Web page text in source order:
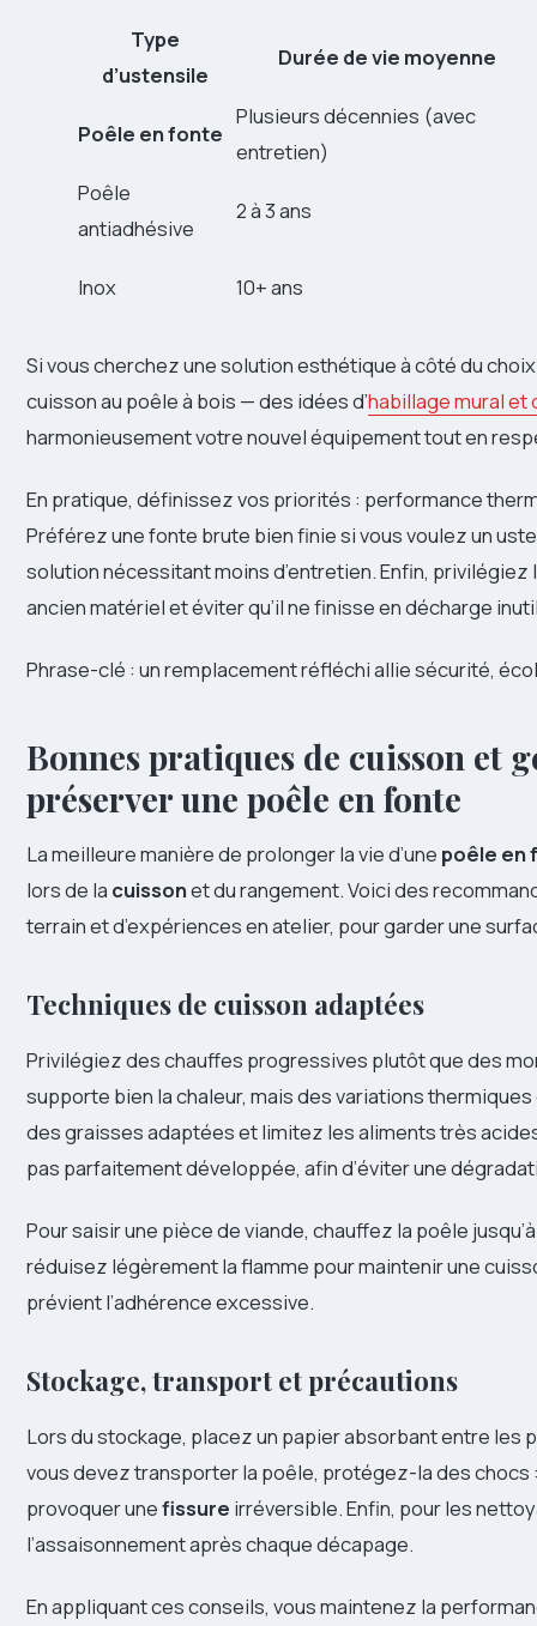
Type
d’ustensile
Durée de vie moyenne
Poêle en fonte
Plusieurs décennies (avec
entretien)
Poêle
antiadhésive
2 à 3 ans
Inox 10+ ans
Si vous cherchez une solution esthétique à côté du
cuisson au poêle à bois — des idées d’habillage mural et
harmonieusement votre nouvel équipement tout en
En pratique, définissez vos priorités : performance
Préférez une fonte brute bien finie si vous voulez un
solution nécessitant moins d’entretien. Enfin,
ancien matériel et éviter qu’il ne finisse en décharge
Phrase-clé : un remplacement réfléchi allie sécurité,
Bonnes pratiques de cuisson et
préserver une poêle en fonte
La meilleure manière de prolonger la vie d’une poêle en
lors de la cuissonet du rangement. Voici des
terrain et d’expériences en atelier, pour garder une
Techniques de cuisson adaptées
Privilégiez des chauffes progressives plutôt que des
supporte bien la chaleur, mais des variations
des graisses adaptées et limitez les aliments très
pas parfaitement développée, afin d’éviter une
Pour saisir une pièce de viande, chauffez la poêle
réduisez légèrement la flamme pour maintenir une
prévient l’adhérence excessive.
Stockage, transport et précautions
Lors du stockage, placez un papier absorbant entre les
vous devez transporter la poêle, protégez-la des chocs
provoquer unefissure irréversible. Enfin, pour les
l’assaisonnement après chaque décapage.
En appliquant ces conseils, vous maintenez la